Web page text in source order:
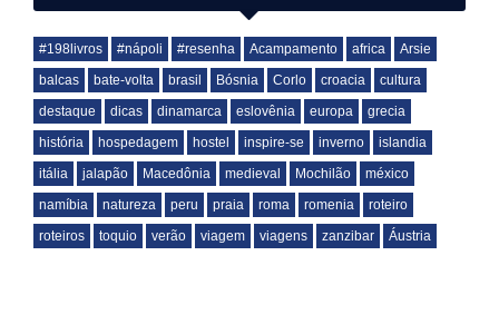
#198livros #nápoli #resenha Acampamento africa
Arsie
balcas
bate-volta brasil Bósnia Corlo croacia
cultura
destaque
dicas dinamarca eslovênia europa
grecia
história
hospedagem hostel inspire-se inverno
islandia
itália
jalapão Macedônia medieval Mochilão
méxico
namíbia
natureza peru praia roma romenia
roteiro
roteiros
toquio verão viagem viagens zanzibar Áustria